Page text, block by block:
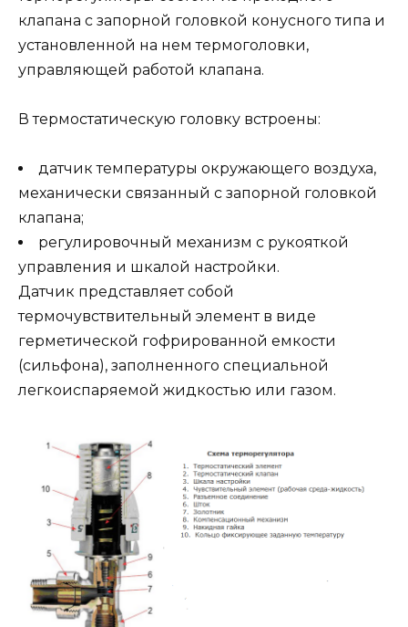
клапана с запорной головкой конусного типа и
установленной на нем термоголовки,
управляющей работой клапана.
В термостатическую головку встроены:
датчик температуры окружающего воздуха,
механически связанный с запорной головкой
клапана;
регулировочный механизм с рукояткой
управления и шкалой настройки.
Датчик представляет собой
термочувствительный элемент в виде
герметической гофрированной емкости
(сильфона), заполненного специальной
легкоиспаряемой жидкостью или газом.